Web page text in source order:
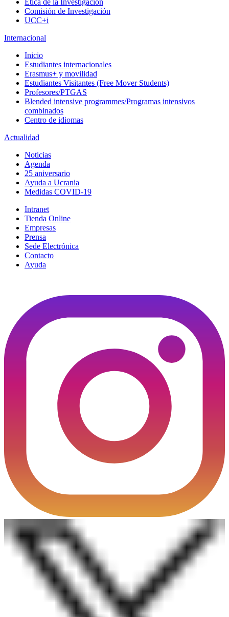
Ética de la Investigación
Comisión de Investigación
UCC+i
Internacional
Inicio
Estudiantes internacionales
Erasmus+ y movilidad
Estudiantes Visitantes (Free Mover Students)
Profesores/PTGAS
Blended intensive programmes/Programas intensivos
combinados
Centro de idiomas
Actualidad
Noticias
Agenda
25 aniversario
Ayuda a Ucrania
Medidas COVID-19
Intranet
Tienda Online
Empresas
Prensa
Sede Electrónica
Contacto
Ayuda